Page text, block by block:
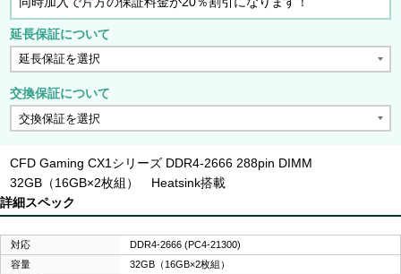
延長保証について
交換保証について
CFD Gaming CX1シリーズ DDR4-2666 288pin DIMM
32GB（16GB×2枚組） Heatsink搭載
詳細スペック
対応
DDR4-2666 (PC4-21300)
容量
32GB（16GB×2枚組）